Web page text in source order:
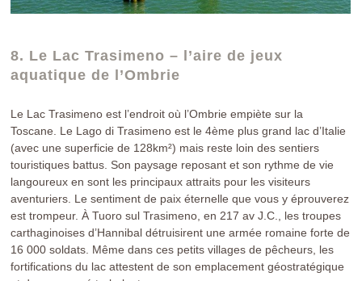
8. Le Lac Trasimeno – l’aire de jeux
aquatique de l’Ombrie
Le Lac Trasimeno est l’endroit où l’Ombrie empiète sur la
Toscane. Le Lago di Trasimeno est le 4ème plus grand lac d’Italie
(avec une superficie de 128km²) mais reste loin des sentiers
touristiques battus. Son paysage reposant et son rythme de vie
langoureux en sont les principaux attraits pour les visiteurs
aventuriers. Le sentiment de paix éternelle que vous y éprouverez
est trompeur. À Tuoro sul Trasimeno, en 217 av J.C., les troupes
carthaginoises d’Hannibal détruisirent une armée romaine forte de
16 000 soldats. Même dans ces petits villages de pêcheurs, les
fortifications du lac attestent de son emplacement géostratégique